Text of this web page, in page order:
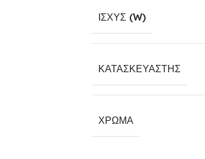
ΙΣΧΎΣ (W)
ΚΑΤΑΣΚΕΥΑΣΤΉΣ
ΧΡΏΜΑ